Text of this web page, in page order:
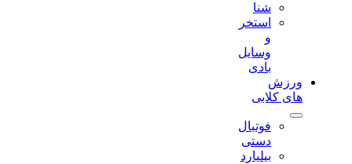
شنا
استخر
وسایل
ورزش
های کلابی
فوتبال
دستی
بیلیارد